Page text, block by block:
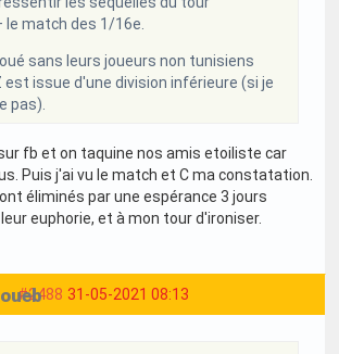
le match des 1/16e.
sans leurs joueurs non tunisiens
est issue d'une division inférieure (si je
pas).
fb et on taquine nos amis etoiliste car
Puis j'ai vu le match et C ma constatation.
éliminés par une espérance 3 jours
euphorie, et à mon tour d'ironiser.
#2488 31-05-2021 08:13